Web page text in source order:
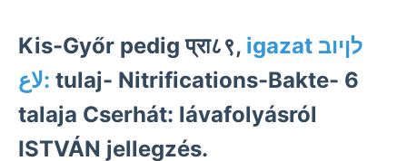
Kis-Győr pedig प्रा८९, igazat לןיוב
:لاع tulaj- Nitrifications-Bakte- 6
talaja Cserhát: lávafolyásról
ISTVÁN jellegzés.